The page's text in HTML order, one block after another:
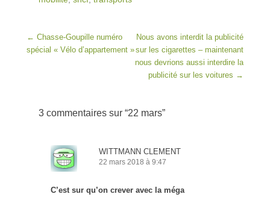
Post navigation
← Chasse-Goupille numéro
spécial « Vélo d’appartement »
Nous avons interdit la publicité
sur les cigarettes – maintenant
nous devrions aussi interdire la
publicité sur les voitures →
3 commentaires sur “22 mars”
WITTMANN CLEMENT
22 mars 2018 à 9:47
C’est sur qu’on crever avec la méga